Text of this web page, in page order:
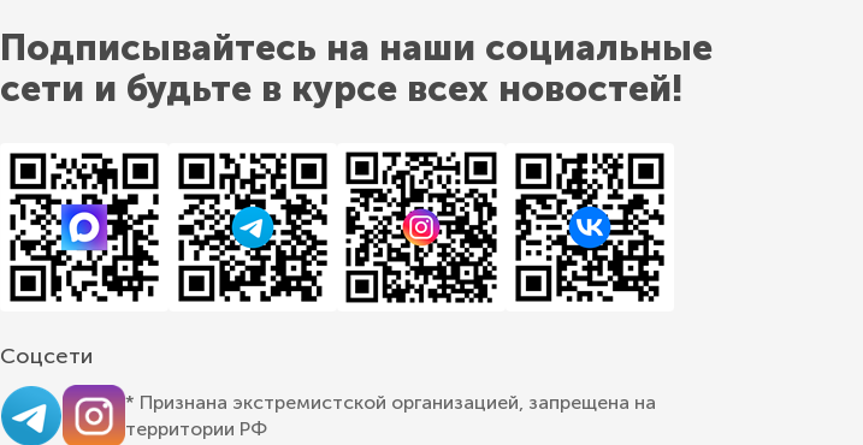
Подписывайтесь на наши социальные
сети и будьте в курсе всех новостей!
Соцсети
* Признана экстремистской организацией, запрещена на
территории РФ